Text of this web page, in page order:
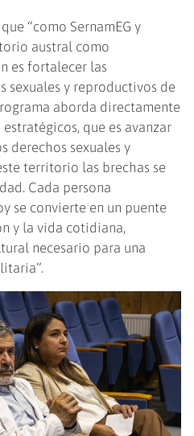
“como SernamEG y
austral como
es fortalecer las
sexuales y reproductivos de
aborda directamente
que es avanzar
derechos sexuales y
territorio las brechas se
Cada persona
se convierte en un puente
y la vida cotidiana,
necesario para una